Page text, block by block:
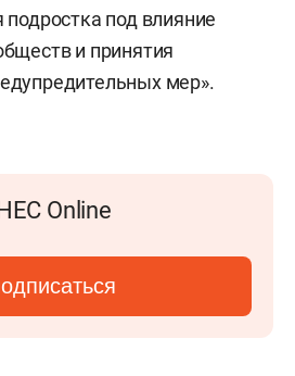
под влияние
и принятия
мер».
Online